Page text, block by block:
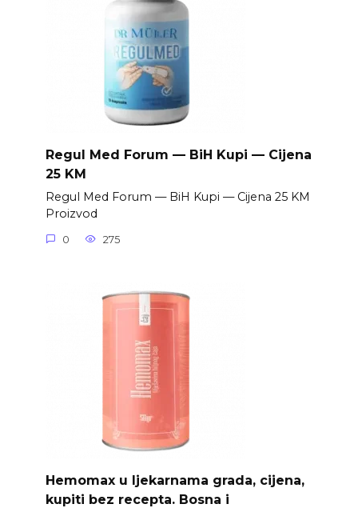
Regul Med Forum — BiH Kupi — Cijena
25 KM
Regul Med Forum — BiH Kupi — Cijena 25 KM
Proizvod
0 275
Hemomax u ljekarnama grada, cijena,
kupiti bez recepta. Bosna i